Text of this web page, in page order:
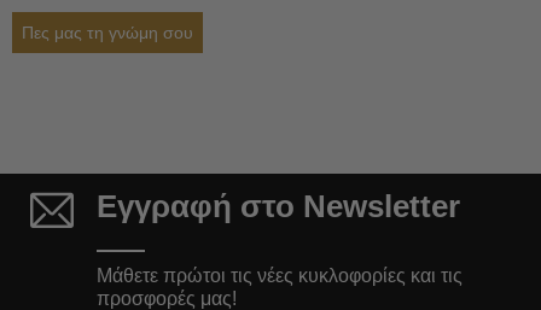
Πες μας τη γνώμη σου
Εγγραφή στο Newsletter
Μάθετε πρώτοι τις νέες κυκλοφορίες και τις
προσφορές μας!